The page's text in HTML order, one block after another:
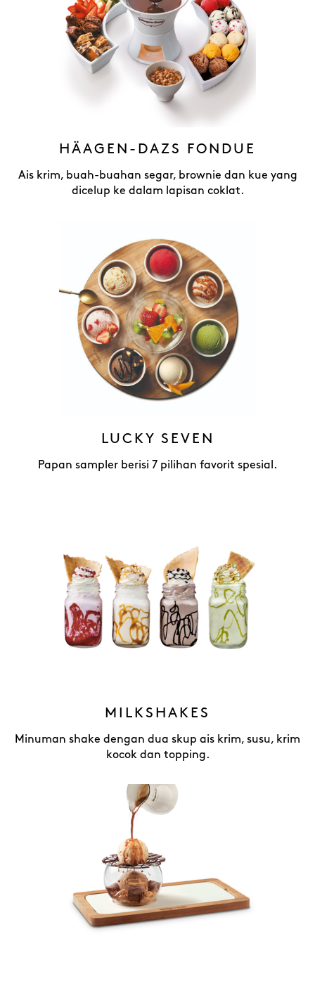
HÄAGEN-DAZS FONDUE
Ais krim, buah-buahan segar, brownie dan kue yang
dicelup ke dalam lapisan coklat.
LUCKY SEVEN
Papan sampler berisi 7 pilihan favorit spesial.
MILKSHAKES
Minuman shake dengan dua skup ais krim, susu, krim
kocok dan topping.